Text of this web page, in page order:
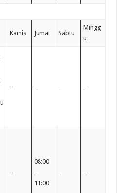
Kamis Jumat Sabtu
Mingg
u
– – – –
–
08:00
–
11:00
– –